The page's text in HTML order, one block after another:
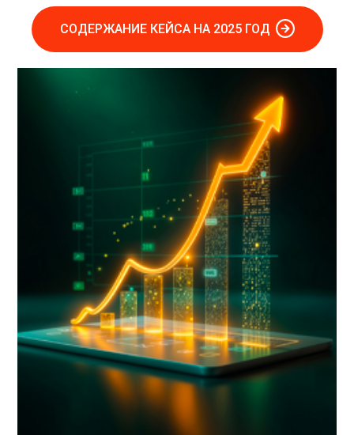
СОДЕРЖАНИЕ КЕЙСА НА 2025 ГОД